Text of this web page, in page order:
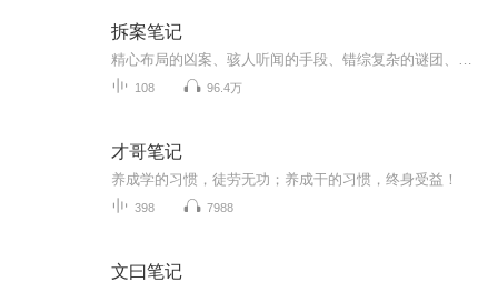
拆案笔记
108 96.4万
才哥笔记
养成学的习惯，徒劳无功；养成干的习惯，终身受益！
398 7988
文曰笔记